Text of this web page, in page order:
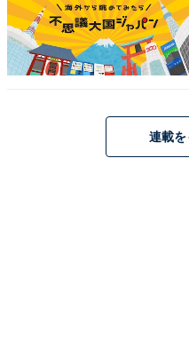
あなたの地元の変わった
分では当たり前でも、他
年末年始に集まる際に、
連載を